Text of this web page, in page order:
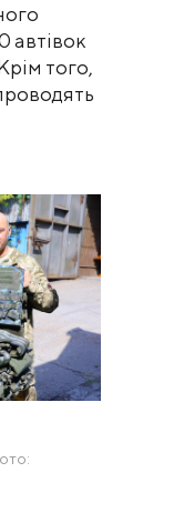
автівок
того,